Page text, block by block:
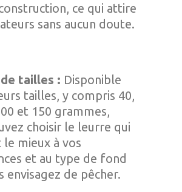
ce qui attire
sans aucun doute.
tailles : Disponible
tailles, y compris 40,
et 150 grammes,
choisir le leurre qui
le mieux à vos
et au type de fond
envisagez de pêcher.